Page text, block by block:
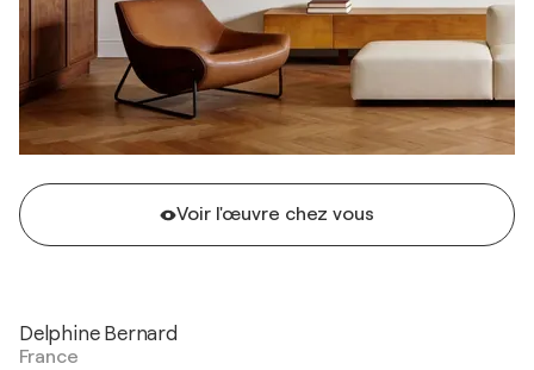
Voir l'œuvre chez vous
Delphine Bernard
France